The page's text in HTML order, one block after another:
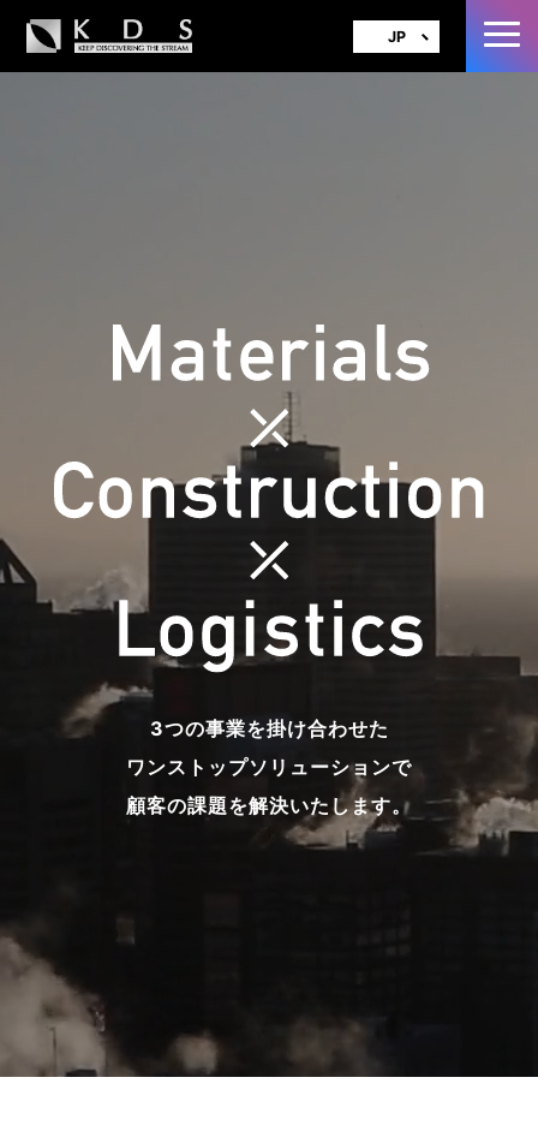
JP
EN
3つの事業を掛け合わせた
ワンストップソリューションで
顧客の課題を解決いたします。